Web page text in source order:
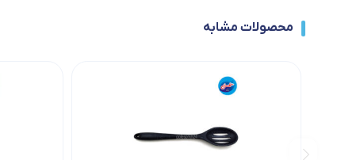
محصولات مشابه